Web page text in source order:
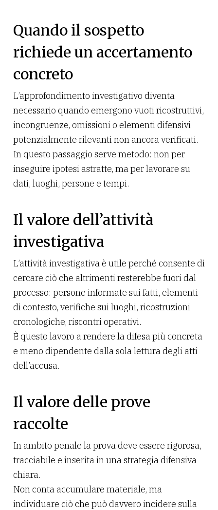
Quando il sospetto
richiede un accertamento
concreto
L’approfondimento investigativo diventa
necessario quando emergono vuoti ricostruttivi,
incongruenze, omissioni o elementi difensivi
potenzialmente rilevanti non ancora verificati.
In questo passaggio serve metodo: non per
inseguire ipotesi astratte, ma per lavorare su
dati, luoghi, persone e tempi.
Il valore dell’attività
investigativa
L’attività investigativa è utile perché consente di
cercare ciò che altrimenti resterebbe fuori dal
processo: persone informate sui fatti, elementi
di contesto, verifiche sui luoghi, ricostruzioni
cronologiche, riscontri operativi.
È questo lavoro a rendere la difesa più concreta
e meno dipendente dalla sola lettura degli atti
dell’accusa.
Il valore delle prove
raccolte
In ambito penale la prova deve essere rigorosa,
tracciabile e inserita in una strategia difensiva
chiara.
Non conta accumulare materiale, ma
individuare ciò che può davvero incidere sulla